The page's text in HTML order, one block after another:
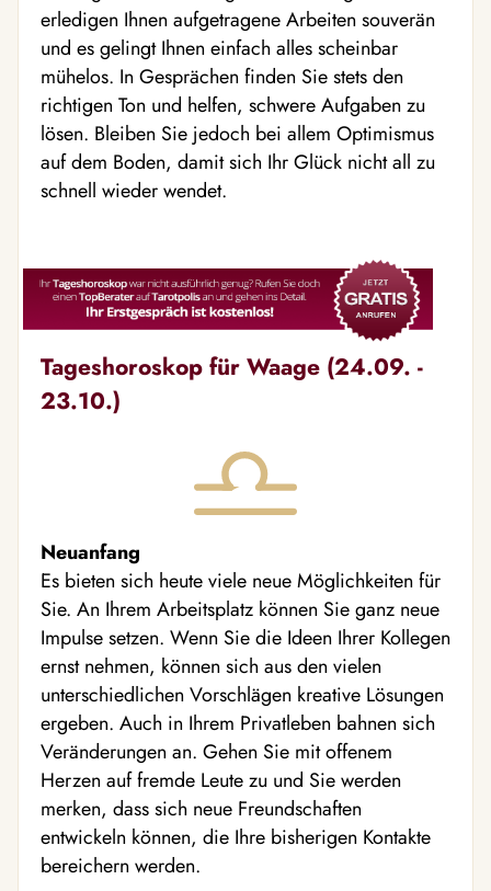
erledigen Ihnen aufgetragene Arbeiten souverän
und es gelingt Ihnen einfach alles scheinbar
mühelos. In Gesprächen finden Sie stets den
richtigen Ton und helfen, schwere Aufgaben zu
lösen. Bleiben Sie jedoch bei allem Optimismus
auf dem Boden, damit sich Ihr Glück nicht all zu
schnell wieder wendet.
Tageshoroskop für Waage (24.09. -
23.10.)
Neuanfang
Es bieten sich heute viele neue Möglichkeiten für
Sie. An Ihrem Arbeitsplatz können Sie ganz neue
Impulse setzen. Wenn Sie die Ideen Ihrer Kollegen
ernst nehmen, können sich aus den vielen
unterschiedlichen Vorschlägen kreative Lösungen
ergeben. Auch in Ihrem Privatleben bahnen sich
Veränderungen an. Gehen Sie mit offenem
Herzen auf fremde Leute zu und Sie werden
merken, dass sich neue Freundschaften
entwickeln können, die Ihre bisherigen Kontakte
bereichern werden.